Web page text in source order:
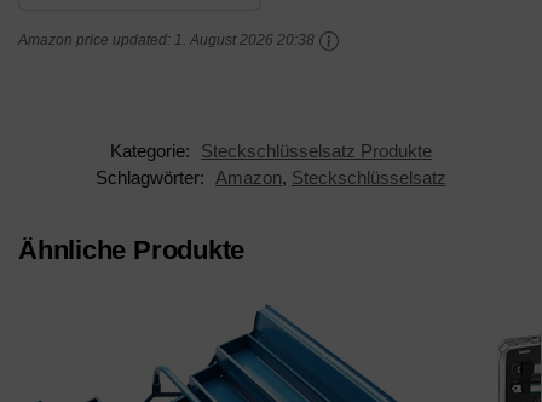
Amazon price updated: 1. August 2026 20:38
Kategorie:
Steckschlüsselsatz Produkte
Schlagwörter:
Amazon, Steckschlüsselsatz
Ähnliche Produkte